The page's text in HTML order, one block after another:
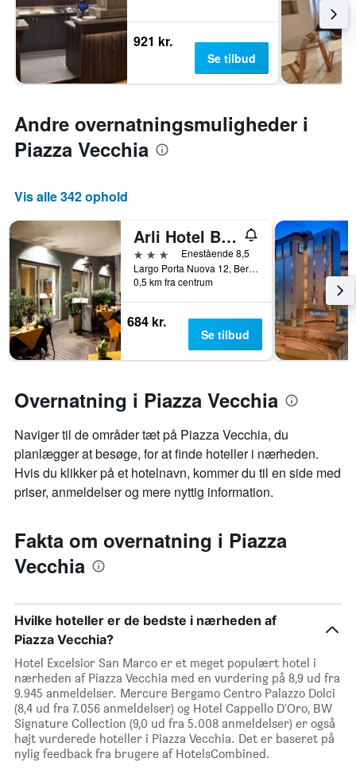
921 kr.
Se tilbud
Andre overnatningsmuligheder i
Piazza Vecchia
Vis alle 342 ophold
Arli Hotel Business and Wellness
3 stjernerEnestående 8,5
Largo Porta Nuova 12, Bergamo, Bergamo, Italien
0,5 km fra centrum
684 kr.
Se tilbud
Overnatning i Piazza Vecchia
Naviger til de områder tæt på Piazza Vecchia, du
planlægger at besøge, for at finde hoteller i nærheden.
Hvis du klikker på et hotelnavn, kommer du til en side med
priser, anmeldelser og mere nyttig information.
Fakta om overnatning i Piazza
Vecchia
Hvilke hoteller er de bedste i nærheden af
Piazza Vecchia?
Hotel Excelsior San Marco er et meget populært hotel i
nærheden af Piazza Vecchia med en vurdering på 8,9 ud fra
9.945 anmeldelser. Mercure Bergamo Centro Palazzo Dolci
(8,4 ud fra 7.056 anmeldelser) og Hotel Cappello D'Oro, BW
Signature Collection (9,0 ud fra 5.008 anmeldelser) er også
højt vurderede hoteller i Piazza Vecchia. Det er baseret på
nylig feedback fra brugere af HotelsCombined.